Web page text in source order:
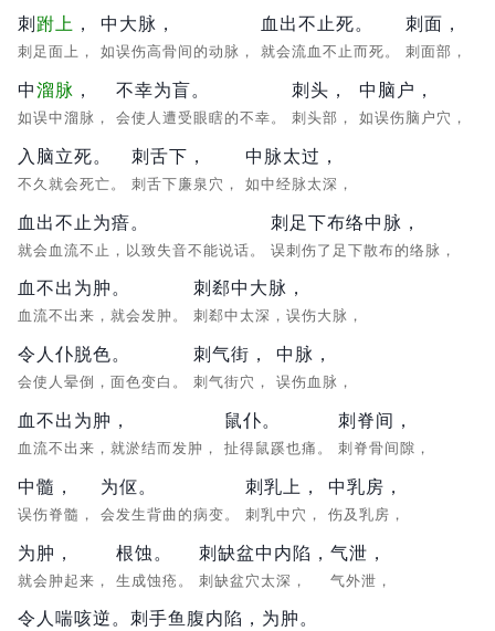
刺跗上 ，
刺足面上，
中大脉，
如误伤高骨间的动脉，
血出不止死。
就会流血不止而死。
刺面，
刺面部，
中溜脉 ，
如误中溜脉，
不幸为盲。
会使人遭受眼瞎的不幸。
刺头，
刺头部，
中脑户，
如误伤脑户穴，
入脑立死。
不久就会死亡。
刺舌下，
刺舌下廉泉穴，
中脉太过，
如中经脉太深，
血出不止为瘖。
就会血流不止，以致失音不能说话。
刺足下布络中脉，
误刺伤了足下散布的络脉，
血不出为肿。
血流不出来，就会发肿。
刺郄中大脉，
刺郄中太深，误伤大脉，
令人仆脱色。
会使人晕倒，面色变白。
刺气街，
刺气街穴，
中脉，
误伤血脉，
血不出为肿，
血流不出来，就淤结而发肿，
鼠仆。
扯得鼠蹊也痛。
刺脊间，
刺脊骨间隙，
中髓，
误伤脊髓，
为伛。
会发生背曲的病变。
刺乳上，
刺乳中穴，
中乳房，
伤及乳房，
为肿，
就会肿起来，
根蚀。
生成蚀疮。
刺缺盆中内陷，
刺缺盆穴太深，
气泄，
气外泄，
令人喘咳逆。 刺手鱼腹内陷， 为肿。